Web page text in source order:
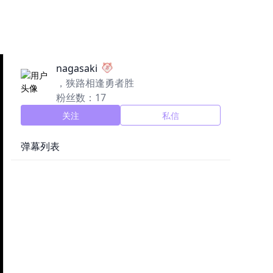
nagasaki
，狭路相逢勇者胜
粉丝数：17
关注 私信
弹幕列表